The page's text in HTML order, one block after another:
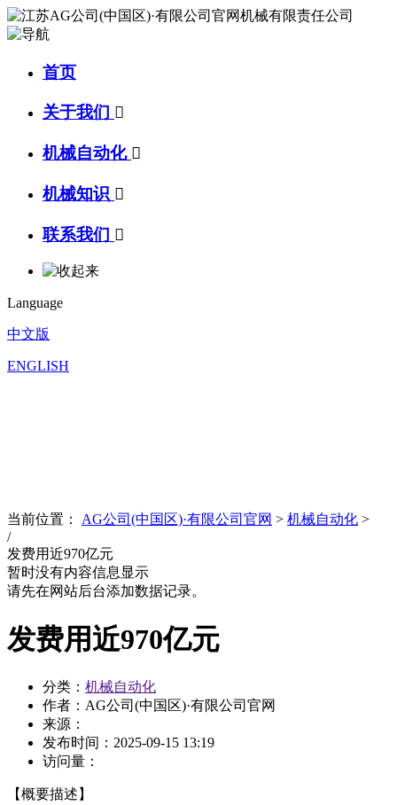
首页
关于我们 
机械自动化 
机械知识 
联系我们 
Language
中文版
ENGLISH
当前位置： AG公司(中国区)·有限公司官网 > 机械自动化 >
/
发费用近970亿元
暂时没有内容信息显示
请先在网站后台添加数据记录。
发费用近970亿元
分类： 机械自动化
作者：AG公司(中国区)·有限公司官网
来源：
发布时间： 2025-09-15 13:19
访问量：
【概要描述】